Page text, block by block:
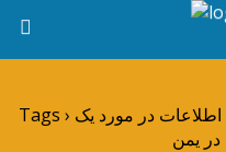
Tags › جایزه ۱۵ میلیون دلاری آمریکا برای اطلاعات در مورد یک
در یمن